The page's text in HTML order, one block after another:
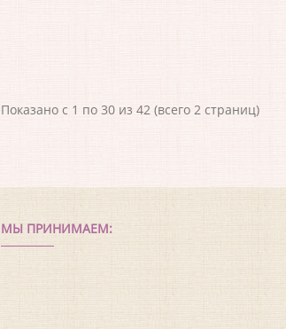
Показано с 1 по 30 из 42 (всего 2 страниц)
МЫ ПРИНИМАЕМ: